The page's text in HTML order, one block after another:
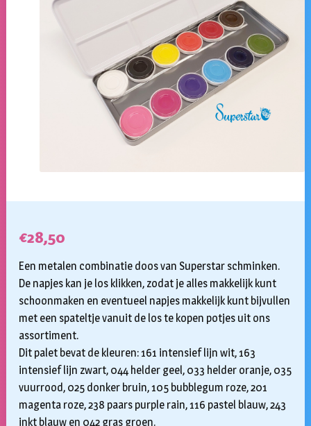
€28,50
Een metalen combinatie doos van Superstar schminken.
De napjes kan je los klikken, zodat je alles makkelijk kunt
schoonmaken en eventueel napjes makkelijk kunt bijvullen
met een spateltje vanuit de los te kopen potjes uit ons
assortiment.
Dit palet bevat de kleuren: 161 intensief lijn wit, 163
intensief lijn zwart, 044 helder geel, 033 helder oranje, 035
vuurrood, 025 donker bruin, 105 bubblegum roze, 201
magenta roze, 238 paars purple rain, 116 pastel blauw, 243
inkt blauw en 042 gras groen.